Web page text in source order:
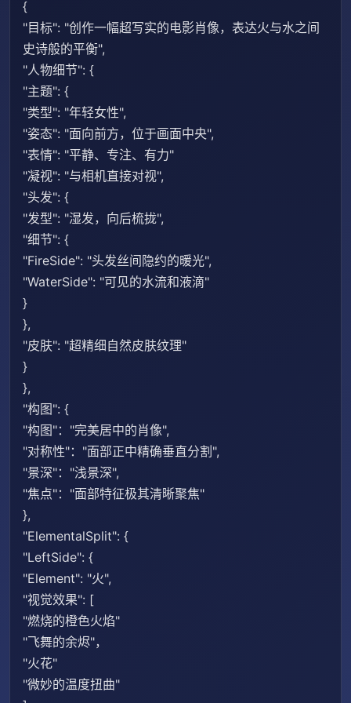
{
"目标": "创作一幅超写实的电影肖像，表达火与水之间
史诗般的平衡",
"人物细节": {
"主题": {
"类型": "年轻女性",
"姿态": "面向前方，位于画面中央",
"表情": "平静、专注、有力"
"凝视": "与相机直接对视",
"头发": {
"发型": "湿发，向后梳拢",
"细节": {
"FireSide": "头发丝间隐约的暖光",
"WaterSide": "可见的水流和液滴"
}
},
"皮肤": "超精细自然皮肤纹理"
}
},
"构图": {
"构图"："完美居中的肖像",
"对称性"："面部正中精确垂直分割",
"景深"："浅景深",
"焦点"："面部特征极其清晰聚焦"
},
"ElementalSplit": {
"LeftSide": {
"Element": "火",
"视觉效果": [
"燃烧的橙色火焰"
"飞舞的余烬"，
"火花"
"微妙的温度扭曲"